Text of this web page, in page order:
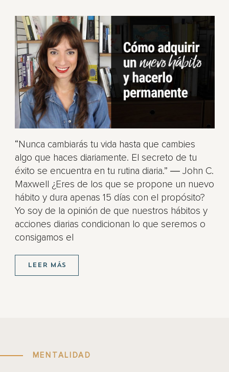
“Nunca cambiarás tu vida hasta que cambies
algo que haces diariamente. El secreto de tu
éxito se encuentra en tu rutina diaria.” ― John C.
Maxwell ¿Eres de los que se propone un nuevo
hábito y dura apenas 15 días con el propósito?
Yo soy de la opinión de que nuestros hábitos y
acciones diarias condicionan lo que seremos o
consigamos el
LEER MÁS
MENTALIDAD